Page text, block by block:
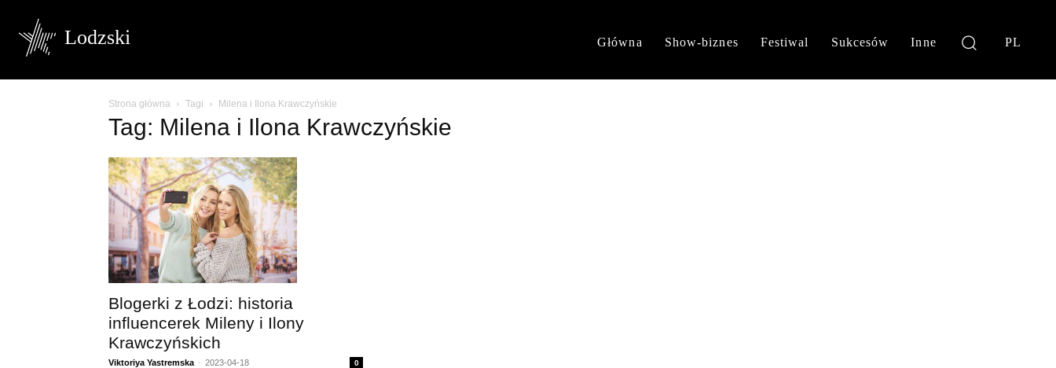
Lodzski Główna Show-biznes Festiwal Sukcesów Inne PL
Strona główna Tagi Milena i Ilona Krawczyńskie
Tag: Milena i Ilona Krawczyńskie
Blogerki z Łodzi: historia
influencerek Mileny i Ilony
Krawczyńskich
Viktoriya Yastremska - 2023-04-18 0